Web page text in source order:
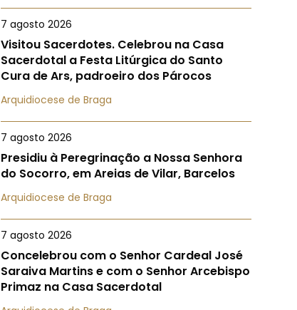
7 agosto 2026
Visitou Sacerdotes. Celebrou na Casa
Sacerdotal a Festa Litúrgica do Santo
Cura de Ars, padroeiro dos Párocos
Arquidiocese de Braga
7 agosto 2026
Presidiu à Peregrinação a Nossa Senhora
do Socorro, em Areias de Vilar, Barcelos
Arquidiocese de Braga
7 agosto 2026
Concelebrou com o Senhor Cardeal José
Saraiva Martins e com o Senhor Arcebispo
Primaz na Casa Sacerdotal